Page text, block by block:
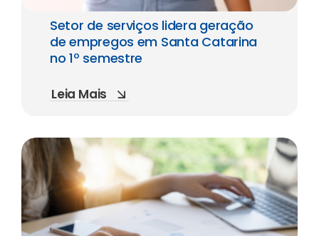
Setor de serviços lidera geração
de empregos em Santa Catarina
no 1º semestre
Leia Mais